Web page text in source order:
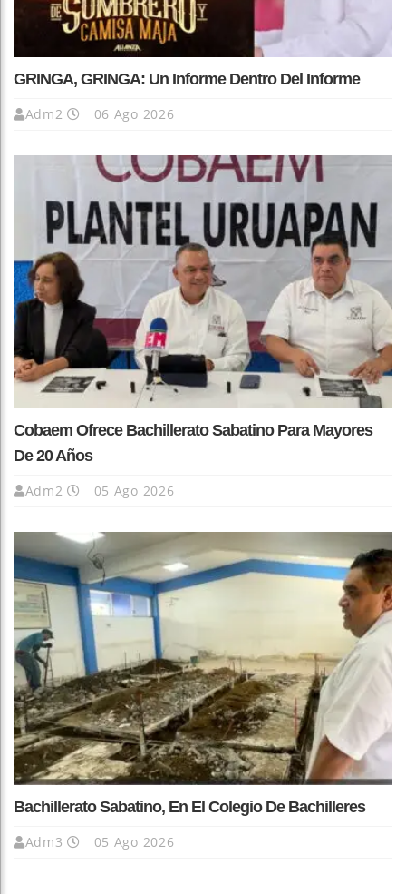
GRINGA, GRINGA: Un Informe Dentro Del Informe
Adm2 06 Ago 2026
Cobaem Ofrece Bachillerato Sabatino Para Mayores
De 20 Años
Adm2 05 Ago 2026
Bachillerato Sabatino, En El Colegio De Bachilleres
Adm3 05 Ago 2026